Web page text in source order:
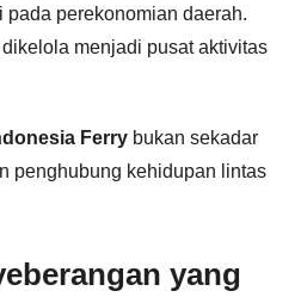
perekonomian daerah.
menjadi pusat aktivitas
Ferry bukan sekadar
penghubung kehidupan lintas
yang